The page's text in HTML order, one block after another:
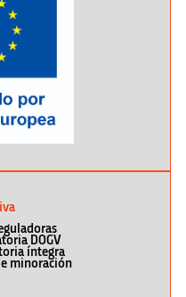
DOGV
íntegra
minoración